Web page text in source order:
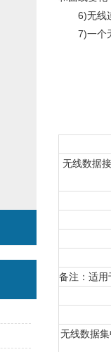
6)无线连
7)一个无
无线数据
备注：适用
无线数据